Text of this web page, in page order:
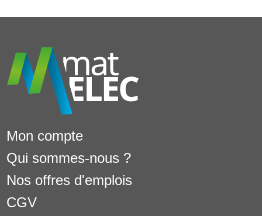
Mon compte
Qui sommes-nous ?
Nos offres d'emplois
CGV